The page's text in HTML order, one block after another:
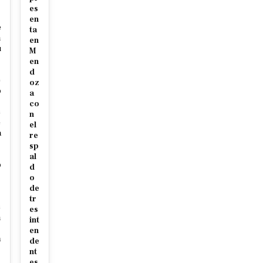
es
en
ta
en
M
en
d
oz
a
co
n
el
re
sp
al
d
o
de
tr
es
int
en
de
nt